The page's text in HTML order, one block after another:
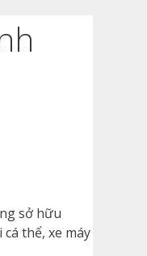
sở hữu
thể, xe máy